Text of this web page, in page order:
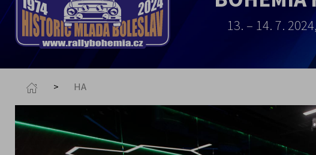
13. – 14. 7.
HA